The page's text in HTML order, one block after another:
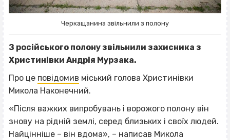
Черкащанина звільнили з полону
З російського полону звільнили захисника з
Христинівки Андрія Мурзака.
Про це повідомив міський голова Христинівки
Микола Наконечний.
«Після важких випробувань і ворожого полону він
знову на рідній землі, серед близьких і своїх людей.
Найцінніше – він вдома», – написав Микола